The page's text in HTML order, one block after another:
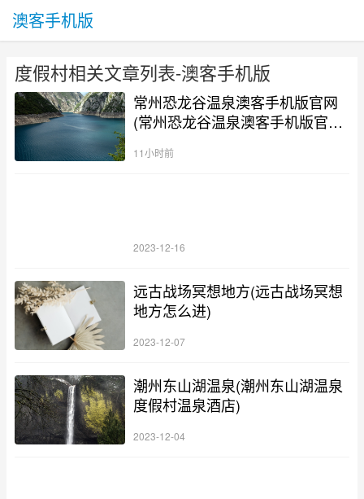
澳客手机版
度假村相关文章列表-澳客手机版
常州恐龙谷温泉澳客手机版官网
(常州恐龙谷温泉澳客手机版官网
11小时前
2023-12-16
远古战场冥想地方(远古战场冥想
地方怎么进)
2023-12-07
潮州东山湖温泉(潮州东山湖温泉
度假村温泉酒店)
2023-12-04